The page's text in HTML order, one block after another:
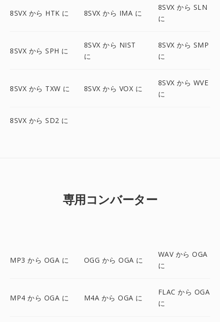
8SVX から HTK に 8SVX から IMA に
8SVX から SLN
に
8SVX から SPH に
8SVX から NIST
に
8SVX から SMP
に
8SVX から TXW に 8SVX から VOX に
8SVX から WVE
に
8SVX から SD2 に
専用コンバーター
MP3 から OGA に OGG から OGA に
WAV から OGA
に
MP4 から OGA に M4A から OGA に
FLAC から OGA
に